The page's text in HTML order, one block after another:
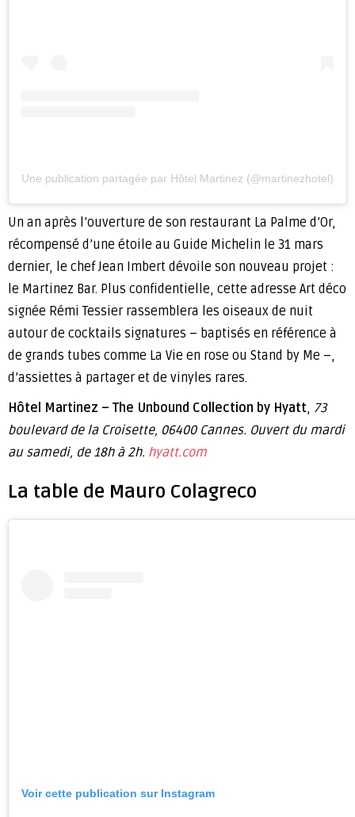
Une publication partagée par Hôtel Martinez (@martinezhotel)
Un an après l’ouverture de son restaurant La Palme d’Or,
récompensé d’une étoile au Guide Michelin le 31 mars
dernier, le chef Jean Imbert dévoile son nouveau projet :
le Martinez Bar. Plus confidentielle, cette adresse Art déco
signée Rémi Tessier rassemblera les oiseaux de nuit
autour de cocktails signatures – baptisés en référence à
de grands tubes comme La Vie en rose ou Stand by Me –,
d’assiettes à partager et de vinyles rares.
Hôtel Martinez – The Unbound Collection by Hyatt, 73
boulevard de la Croisette, 06400 Cannes. Ouvert du mardi
au samedi, de 18h à 2h. hyatt.com
La table de Mauro Colagreco
Voir cette publication sur Instagram